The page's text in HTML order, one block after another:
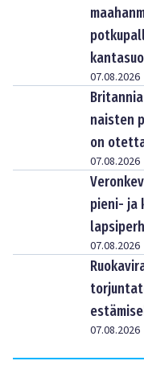
07.08.2026
naisten
on
07.08.2026
pieni- ja
07.08.2026
07.08.2026